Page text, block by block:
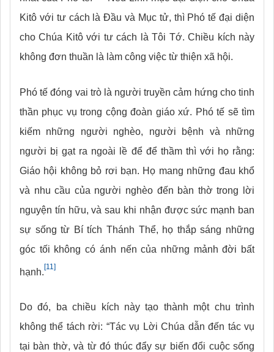
Kitô với tư cách là Đầu và Mục tử, thì Phó tế đại diện
cho Chúa Kitô với tư cách là Tôi Tớ. Chiều kích này
không đơn thuần là làm công việc từ thiện xã hội.
Phó tế đóng vai trò là người truyền cảm hứng cho tinh
thần phục vụ trong cộng đoàn giáo xứ. Phó tế sẽ tìm
kiếm những người nghèo, người bệnh và những
người bị gạt ra ngoài lề để để thầm thì với họ rằng:
Giáo hội không bỏ rơi bạn. Họ mang những đau khổ
và nhu cầu của người nghèo đến bàn thờ trong lời
nguyện tín hữu, và sau khi nhận được sức mạnh ban
sự sống từ Bí tích Thánh Thể, họ thắp sáng những
góc tối không có ánh nến của những mảnh đời bất
hạnh.[11]
Do đó, ba chiều kích này tạo thành một chu trình
không thể tách rời: “Tác vụ Lời Chúa dẫn đến tác vụ
tại bàn thờ, và từ đó thúc đẩy sự biến đổi cuộc sống